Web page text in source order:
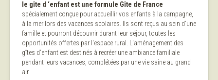
le gîte d ‘enfant est une formule Gîte de France
spécialement conçue pour accueillir vos enfants à la campagne,
à la mer lors des vacances scolaires. Ils sont reçus au sein d'une
famille et pourront découvrir durant leur séjour, toutes les
opportunités offertes par l'espace rural. L'aménagement des
gîtes d'enfant est destinés à recréer une ambiance familiale
pendant leurs vacances, complétées par une vie saine au grand
air.